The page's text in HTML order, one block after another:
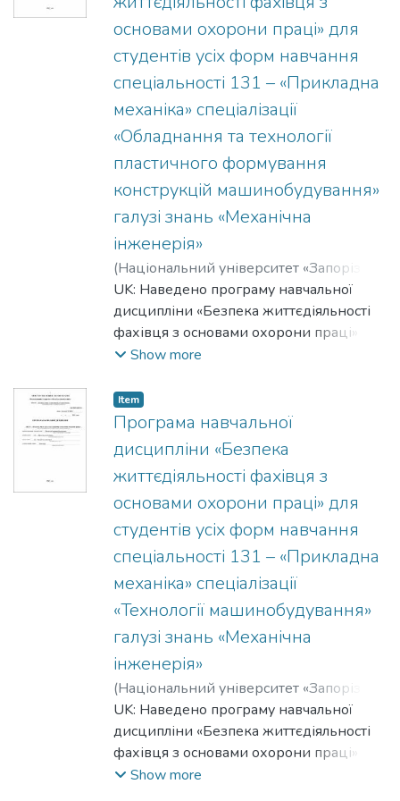
організаціях та цивільна безпека»
EN: The course goals and objectives,
lecture and laboratory topics, and topics for
independent work are given, criteria for
assessing the quality of training,
methodological support, recommended
literature and information resources for the
academic discipline «Occupational safety at
enterprises, institutions and organizations
and civil security»
основами охорони праці» для
студентів усіх форм навчання
спеціальності 131 – «Прикладна
механіка» спеціалізації
«Обладнання та технології
пластичного формування
конструкцій машинобудування»
галузі знань «Механічна
інженерія»
(Національний університет «Запорізька
політехніка»,2024)Журавель, Микола
Олексійович;Zhuravel, Mykola O.;
Скуйбіда, Олена Леонідівна;Skuybida,
Olena L.;Петрищев, Артем
UK: Наведено програму навчальної
дисципліни «Безпека життєдіяльності
фахівця з основами охорони праці»
EN: The program of the academic discipline
of labor protection"
Show more
Item
Програма навчальної
дисципліни «Безпека
життєдіяльності фахівця з
основами охорони праці» для
студентів усіх форм навчання
спеціальності 131 – «Прикладна
механіка» спеціалізації
«Технології машинобудування»
галузі знань «Механічна
інженерія»
(Національний університет «Запорізька
політехніка»,2024)Журавель, Микола
Олексійович;Zhuravel, Mykola O.;
Скуйбіда, Олена Леонідівна;Skuybida,
Olena L.;Петрищев, Артем
UK: Наведено програму навчальної
дисципліни «Безпека життєдіяльності
фахівця з основами охорони праці»
EN: The program of the academic discipline
Show more